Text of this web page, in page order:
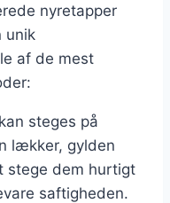
nyretapper
unik
af de mest
steges på
lækker, gylden
stege dem hurtigt
saftigheden.